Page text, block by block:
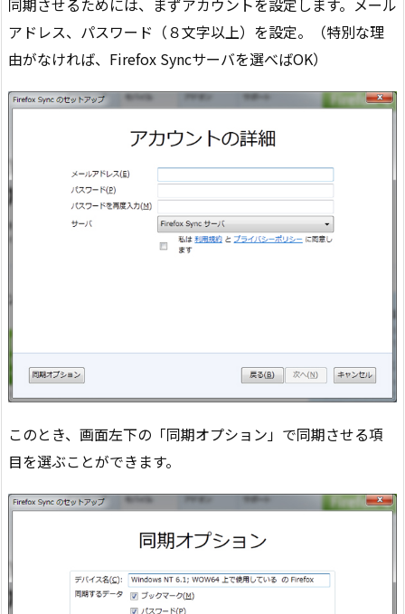
同期させるためには、まずアカウントを設定します。メール
アドレス、パスワード（８文字以上）を設定。（特別な理
由がなければ、Firefox Syncサーバを選べばOK）
このとき、画面左下の「同期オプション」で同期させる項
目を選ぶことができます。